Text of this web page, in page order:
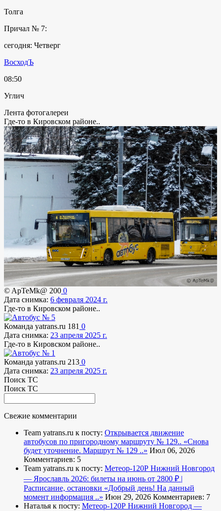
Толга
Причал № 7:
сегодня: Четверг
ВосходЪ
08:50
Углич
Лента фотогалереи
Где-то в Кировском районе..
© ApTeMk@ 200 0
Дата снимка: 6 февраля 2024 г.
Где-то в Кировском районе..
Команда yatrans.ru 181 0
Дата снимка: 23 апреля 2025 г.
Где-то в Кировском районе..
Команда yatrans.ru 213 0
Дата снимка: 23 апреля 2025 г.
Поиск ТС
Поиск ТС
Свежие комментарии
Team yatrans.ru к посту: Открывается движение
автобусов по пригородному маршруту № 129.. «Снова
будет уточнение. Маршрут № 129 ..» Июл 06, 2026
Комментариев: 5
Team yatrans.ru к посту: Метеор-120Р Нижний Новгород
— Ярославль 2026: билеты на июнь от 2800 ₽ |
Расписание, остановки «Добрый день! На данный
момент информация ..» Июн 29, 2026 Комментариев: 7
Наталья к посту: Метеор-120Р Нижний Новгород —